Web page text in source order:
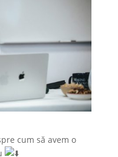
cum să avem o